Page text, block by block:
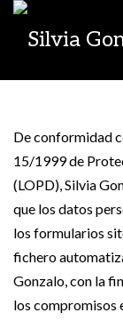
De conformidad
15/1999 de
(LOPD), Silvia
que los datos
los formularios
fichero
Gonzalo, con la
los compromisos